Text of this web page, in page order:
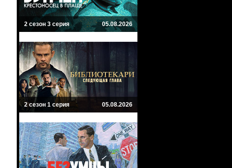
2 сезон 3 серия 05.08.2026
2 сезон 1 серия 05.08.2026